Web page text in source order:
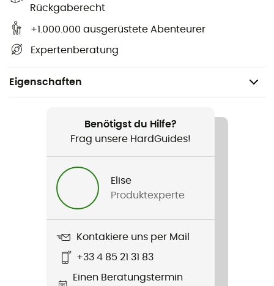
Rückgaberecht
+1.000.000 ausgerüstete Abenteurer
Expertenberatung
Eigenschaften
Waterproof Puffer
Neu mit Etiketten
Benötigst du Hilfe?
Frag unsere HardGuides!
Elise
Produktexperte
Kontakiere uns per Mail
+33 4 85 21 31 83
Einen Beratungstermin